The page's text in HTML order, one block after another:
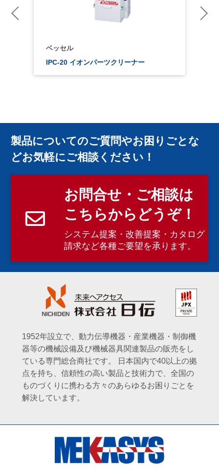
ベッセル
IPC-20 イオンパーツクリーナー
製品についてのご質問やお困りごとな
どお気軽にご相談ください！
お問合せ・ご相談は
こちらからどうぞ！
システム提案・改善提案・カタログ
請求など各種ご要望を承ります。
1952年設立で、動力伝導機器・産業機器・制御機
器等の機械設備及び機械器具関連製品の販売をし
ている専門総合商社です。
日本国内で40以上の拠
点を持ち、信頼性の高い製品と技術力で、全国の
ものづくりに携わる方々のあらゆるお困りごとを
解決しています。